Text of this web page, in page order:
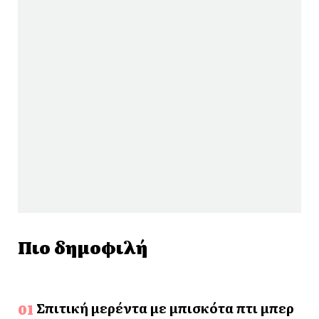
Πιο δημοφιλή
Σπιτική μερέντα με μπισκότα πτι μπερ